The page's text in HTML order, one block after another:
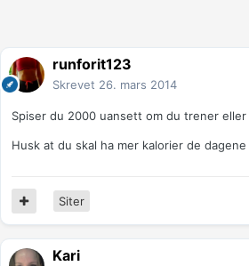
runforit123
Skrevet 26. mars 2014
Spiser du 2000 uansett om du trener eller
Husk at du skal ha mer kalorier de
Siter
Kari